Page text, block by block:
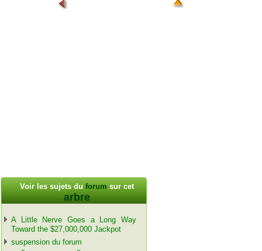
Voir les sujets du forum sur cet
arbre
A Little Nerve Goes a Long Way
Toward the $27,000,000 Jackpot
suspension du forum